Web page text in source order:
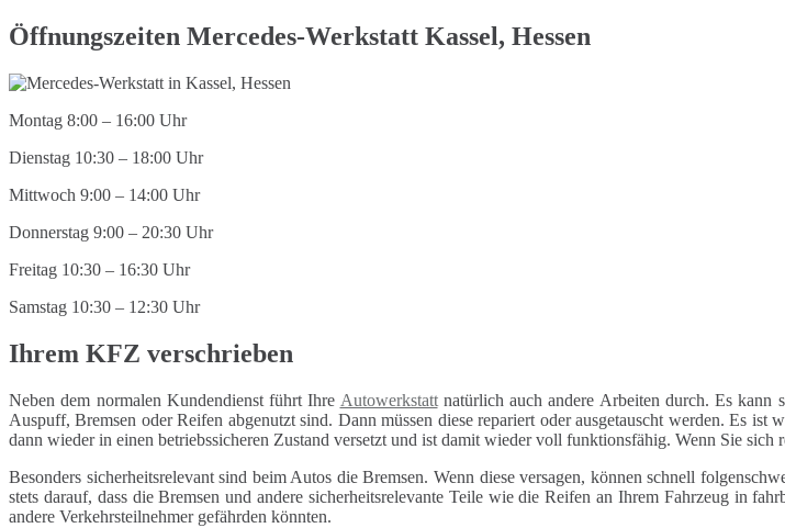
Öffnungszeiten Mercedes-Werkstatt Kassel, Hessen
Montag 8:00 – 16:00 Uhr
Dienstag 10:30 – 18:00 Uhr
Mittwoch 9:00 – 14:00 Uhr
Donnerstag 9:00 – 20:30 Uhr
Freitag 10:30 – 16:30 Uhr
Samstag 10:30 – 12:30 Uhr
Ihrem KFZ verschrieben
Neben dem normalen Kundendienst führt Ihre Autowerkstattnatürlich auch andere Arbeiten durch. Es kann
Auspuff, Bremsen oder Reifen abgenutzt sind. Dann müssen diese repariert oder ausgetauscht werden. Es
dann wieder in einen betriebssicheren Zustand versetzt und ist damit wieder voll funktionsfähig. Wenn Sie
Besonders sicherheitsrelevant sind beim Autos die Bremsen. Wenn diese versagen, können schnell
stets darauf, dass die Bremsen und andere sicherheitsrelevante Teile wie die Reifen an Ihrem Fahrzeug in
andere Verkehrsteilnehmer gefährden könnten.